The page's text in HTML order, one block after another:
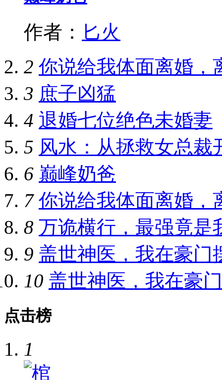
作者： 匕火
2 你说给我体面离婚，
3 庶子凶猛
4 退婚七位绝色未婚妻
5 风水：从拯救女总裁
6 巅峰奶爸
7 你说给我体面离婚，
8 万诡横行，最强竟是
9 盖世神医，我在豪门
10 盖世神医，我在豪
点击榜
1